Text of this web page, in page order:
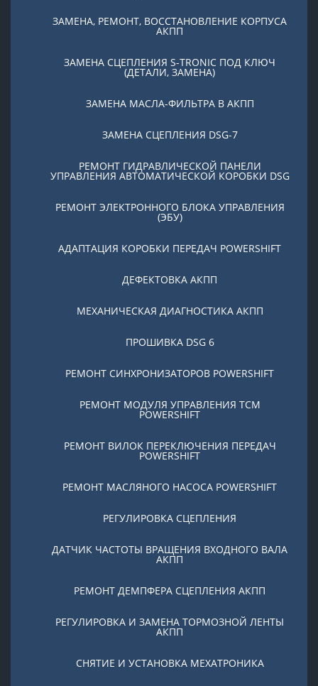
ЗАМЕНА, РЕМОНТ, ВОССТАНОВЛЕНИЕ КОРПУСА
АКПП
ЗАМЕНА СЦЕПЛЕНИЯ S-TRONIC ПОД КЛЮЧ
(ДЕТАЛИ, ЗАМЕНА)
ЗАМЕНА МАСЛА-ФИЛЬТРА В АКПП
ЗАМЕНА СЦЕПЛЕНИЯ DSG-7
РЕМОНТ ГИДРАВЛИЧЕСКОЙ ПАНЕЛИ
УПРАВЛЕНИЯ АВТОМАТИЧЕСКОЙ КОРОБКИ DSG
РЕМОНТ ЭЛЕКТРОННОГО БЛОКА УПРАВЛЕНИЯ
(ЭБУ)
АДАПТАЦИЯ КОРОБКИ ПЕРЕДАЧ POWERSHIFT
ДЕФЕКТОВКА АКПП
МЕХАНИЧЕСКАЯ ДИАГНОСТИКА АКПП
ПРОШИВКА DSG 6
РЕМОНТ СИНХРОНИЗАТОРОВ POWERSHIFT
РЕМОНТ МОДУЛЯ УПРАВЛЕНИЯ TCM
POWERSHIFT
РЕМОНТ ВИЛОК ПЕРЕКЛЮЧЕНИЯ ПЕРЕДАЧ
POWERSHIFT
РЕМОНТ МАСЛЯНОГО НАСОСА POWERSHIFT
РЕГУЛИРОВКА СЦЕПЛЕНИЯ
ДАТЧИК ЧАСТОТЫ ВРАЩЕНИЯ ВХОДНОГО ВАЛА
АКПП
РЕМОНТ ДЕМПФЕРА СЦЕПЛЕНИЯ АКПП
РЕГУЛИРОВКА И ЗАМЕНА ТОРМОЗНОЙ ЛЕНТЫ
АКПП
СНЯТИЕ И УСТАНОВКА МЕХАТРОНИКА